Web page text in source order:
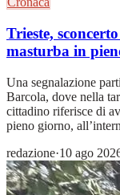
Trieste,
masturba in
Una segnalazione
Barcola, dove nella
cittadino riferisce di
pieno giorno,
redazione·10 ago